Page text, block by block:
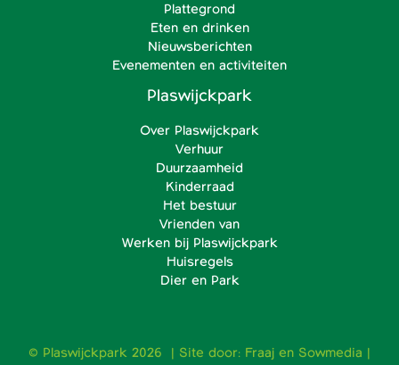
Plattegrond
Eten en drinken
Nieuwsberichten
Evenementen en activiteiten
Plaswijckpark
Over Plaswijckpark
Verhuur
Duurzaamheid
Kinderraad
Het bestuur
Vrienden van
Werken bij Plaswijckpark
Huisregels
Dier en Park
© Plaswijckpark 2026 | Site door: Fraaj en Sowmedia |